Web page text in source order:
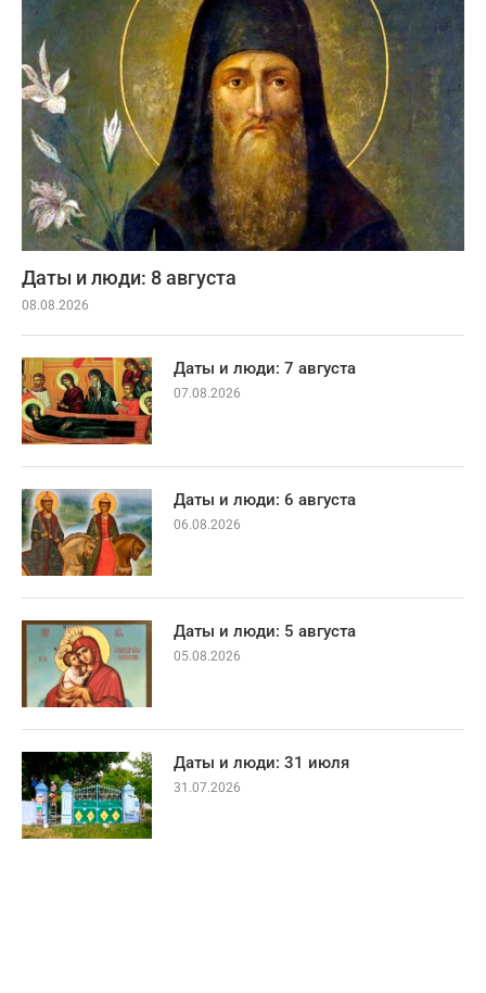
Даты и люди: 8 августа
08.08.2026
Даты и люди: 7 августа
07.08.2026
Даты и люди: 6 августа
06.08.2026
Даты и люди: 5 августа
05.08.2026
Даты и люди: 31 июля
31.07.2026